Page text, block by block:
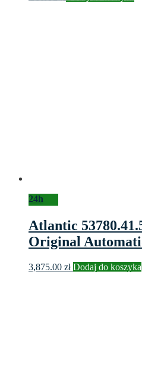
24h
Atlantic
Original
3,875.00 zł Dodaj do koszyka